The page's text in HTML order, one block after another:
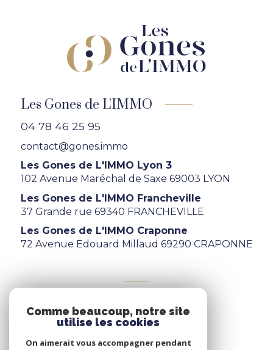
Les Gones de L'IMMO
04 78 46 25 95
contact@gones.immo
Les Gones de L'IMMO Lyon 3
102 Avenue Maréchal de Saxe 69003 LYON
Les Gones de L'IMMO Francheville
37 Grande rue 69340 FRANCHEVILLE
Les Gones de L'IMMO Craponne
72 Avenue Edouard Millaud 69290 CRAPONNE
Nous adhérons
Comme beaucoup, notre site
utilise les cookies
On aimerait vous accompagner pendant